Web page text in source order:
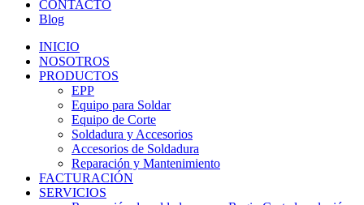
CONTACTO
Blog
INICIO
NOSOTROS
PRODUCTOS
EPP
Equipo para Soldar
Equipo de Corte
Soldadura y Accesorios
Accesorios de Soldadura
Reparación y Mantenimiento
FACTURACIÓN
SERVICIOS